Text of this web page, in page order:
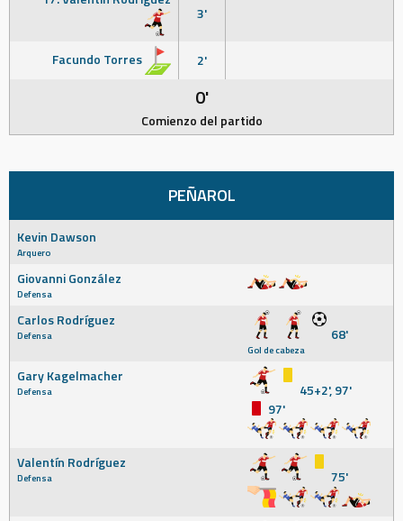
3'
Facundo Torres 2'
0'
Comienzo del partido
PEÑAROL
Kevin Dawson
Arquero
Giovanni González
Defensa
Carlos Rodríguez
Defensa 68'
Gol de cabeza
Gary Kagelmacher
Defensa
45+2', 97'
97'
Valentín Rodríguez
Defensa 75'